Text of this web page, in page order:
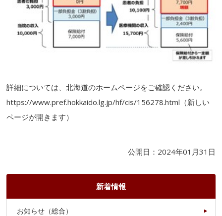
詳細については、北海道のホームページをご確認ください。
https://www.pref.hokkaido.lg.jp/hf/cis/156278.html （新しい
ページが開きます）
公開日：2024年01月31日
新着情報
お知らせ（総合）